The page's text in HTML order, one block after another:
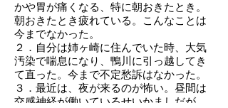
かや胃が痛くなる、特に朝おきたとき。
朝おきたとき疲れている。こんなことは
今までなかった。
２．自分は姉ヶ崎に住んでいた時、大気
汚染で喘息になり、鴨川に引っ越してき
て直った。今まで不定愁訴はなかった。
３．最近は、夜が来るのが怖い。昼間は
交感神経が働いているせいかましだが、